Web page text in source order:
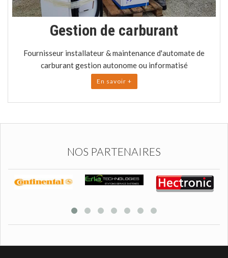
Gestion de carburant
Fournisseur installateur & maintenance d'automate de
carburant gestion autonome ou informatisé
En savoir +
NOS PARTENAIRES